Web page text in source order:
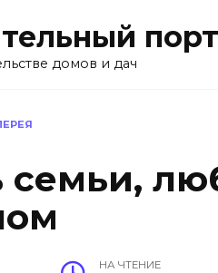
домов и дач
семьи,
НА ЧТЕНИЕ